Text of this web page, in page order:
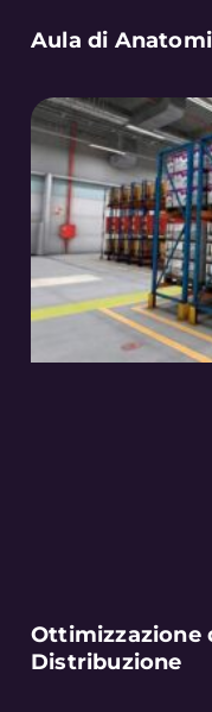
Aula di
Ottimizzazione
Distribuzione